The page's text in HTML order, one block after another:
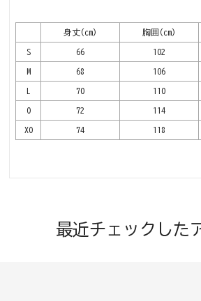
身丈(cm) 胸囲(cm)
S 66 102
M 68 106
L 70 110
O 72 114
XO 74 118
最近チェックした